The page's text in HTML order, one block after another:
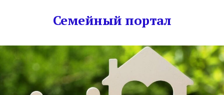
Семейный портал